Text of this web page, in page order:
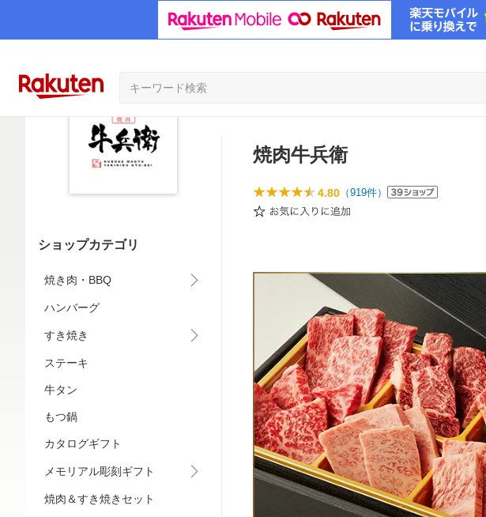
ショップカテゴリ
焼き肉・BBQ
ハンバーグ
すき焼き
ステーキ
牛タン
もつ鍋
カタログギフト
メモリアル彫刻ギフト
焼肉＆すき焼きセット
焼肉牛兵衛
4.80 （919件）